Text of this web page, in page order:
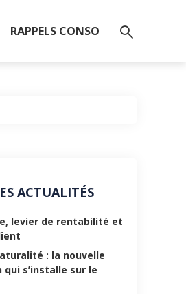
RAPPELS CONSO
ACTUALITÉS
levier de rentabilité et
: la nouvelle
s’installe sur le